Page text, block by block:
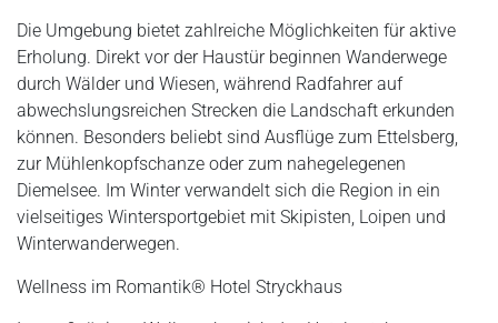
Die Umgebung bietet zahlreiche Möglichkeiten für aktive
Erholung. Direkt vor der Haustür beginnen Wanderwege
durch Wälder und Wiesen, während Radfahrer auf
abwechslungsreichen Strecken die Landschaft erkunden
können. Besonders beliebt sind Ausflüge zum Ettelsberg,
zur Mühlenkopfschanze oder zum nahegelegenen
Diemelsee. Im Winter verwandelt sich die Region in ein
vielseitiges Wintersportgebiet mit Skipisten, Loipen und
Winterwanderwegen.
Wellness im Romantik® Hotel Stryckhaus